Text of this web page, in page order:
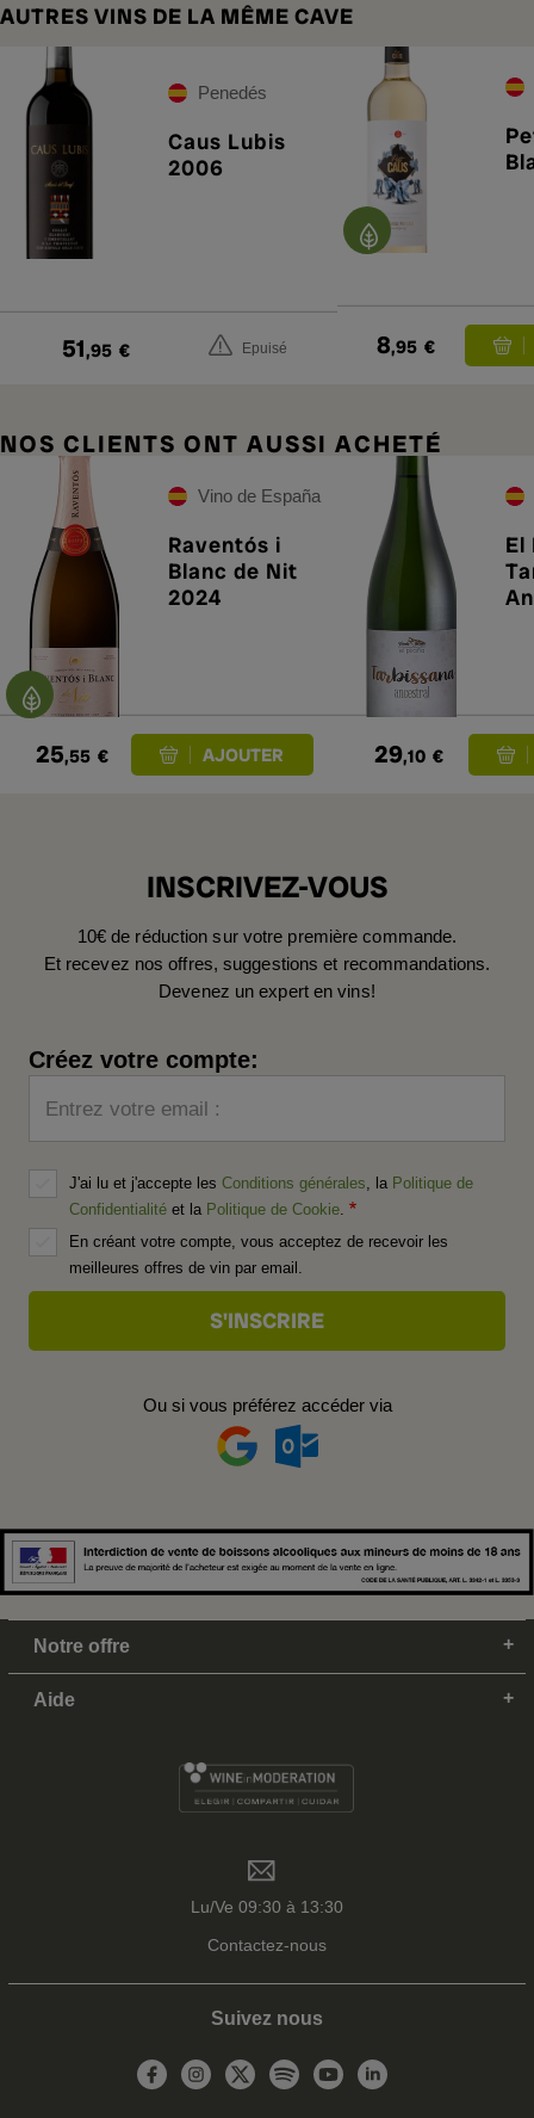
AUTRES VINS DE LA MÊME CAVE
Penedés
Caus Lubis
2006
51,95 € Epuisé 8,95 €
NOS CLIENTS ONT AUSSI ACHETÉ
Vino de España
Raventós i
Blanc de Nit
2024
25,55 €
El
29,10 €
INSCRIVEZ-VOUS
10€ de réduction sur votre première commande.
Et recevez nos offres, suggestions et recommandations.
Devenez un expert en vins!
Créez votre compte:
Entrez votre email :
J'ai lu et j'accepte les Conditions générales , la Politique de
Confidentialité et la Politique de Cookie
En créant votre compte, vous acceptez de recevoir les
meilleures offres de vin par email.
Ou si vous préférez accéder via
Notre offre
Aide
Lu/Ve 09:30 à 13:30
Contactez-nous
Suivez nous